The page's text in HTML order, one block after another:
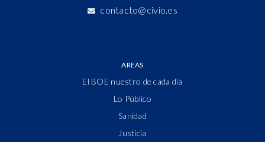
contacto@civio.es
AREAS
El BOE nuestro de cada día
Lo Público
Sanidad
Justicia